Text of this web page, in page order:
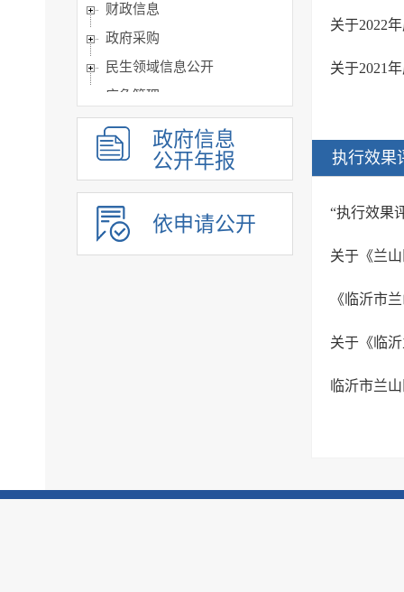
财政信息
政府采购
民生领域信息公开
应急管理
公共企事业单位信息
执行信息
服务信息
政府信息
公开年报
依申请公开
关于2022
关于2021
执行效果
“执行效果
关于《兰
《临沂市
临沂市兰